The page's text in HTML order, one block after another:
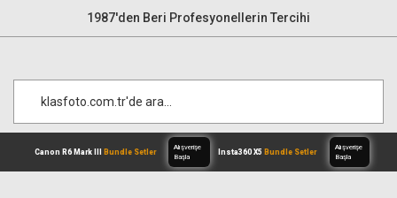
1987'den Beri Profesyonellerin Tercihi